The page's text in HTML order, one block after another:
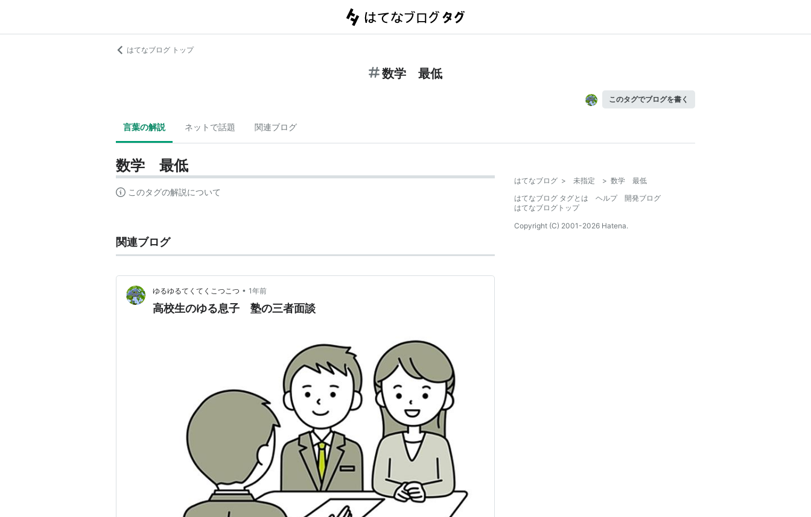
はてなブログ トップ
数学 最低
このタグでブログを書く
言葉の解説 ネットで話題 関連ブログ
数学 最低
このタグの解説について
関連ブログ
ゆるゆるてくてくこつこつ • 1年前
高校生のゆる息子 塾の三者面談
はてなブログ > 未指定 > 数学 最低
はてなブログ タグとは
ヘルプ
開発ブログ
はてなブログトップ
Copyright (C) 2001-2026 Hatena.